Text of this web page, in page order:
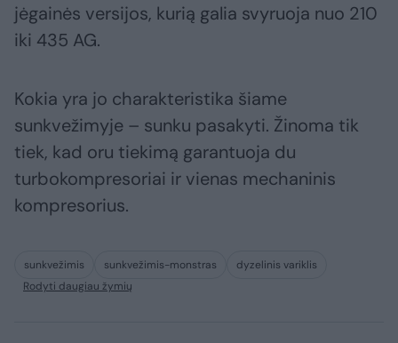
jėgainės versijos, kurią galia svyruoja nuo 210
iki 435 AG.
Kokia yra jo charakteristika šiame
sunkvežimyje – sunku pasakyti. Žinoma tik
tiek, kad oru tiekimą garantuoja du
turbokompresoriai ir vienas mechaninis
kompresorius.
sunkvežimis sunkvežimis-monstras
dyzelinis variklis
Rodyti daugiau žymių